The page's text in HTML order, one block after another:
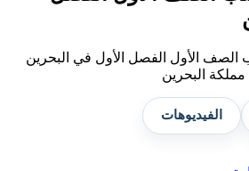
الأول الفصل الأول في البحرين
البحرين
الفيديوهات